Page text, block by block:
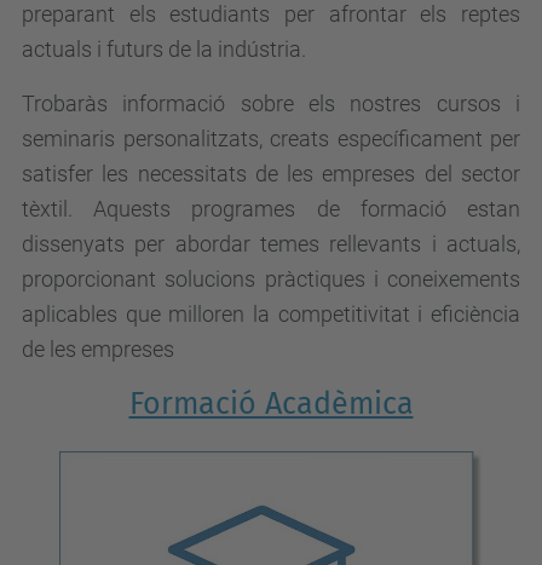
preparant els estudiants per afrontar els reptes
actuals i futurs de la indústria.
Trobaràs informació sobre els nostres cursos i
seminaris personalitzats, creats específicament per
satisfer les necessitats de les empreses del sector
tèxtil. Aquests programes de formació estan
dissenyats per abordar temes rellevants i actuals,
proporcionant solucions pràctiques i coneixements
aplicables que milloren la competitivitat i eficiència
de les empreses
Formació Acadèmica